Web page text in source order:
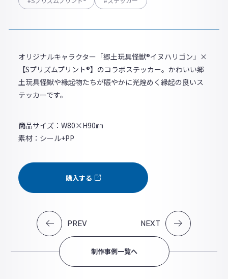
オリジナルキャラクター「郷土玩具怪獣®︎イヌハリゴン」×
【Sプリズムプリント®】のコラボステッカー。かわいい郷
土玩具怪獣や縁起物たちが賑やかに光煌めく縁起の良いス
テッカーです。
商品サイズ：W80×H90㎜
素材：シール+PP
購入する
PREV
制作事例一覧へ
NEXT